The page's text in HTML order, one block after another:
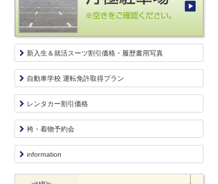
新入生＆就活スーツ割引価格・履歴書用写真
自動車学校 運転免許取得プラン
レンタカー割引価格
袴・着物予約会
information